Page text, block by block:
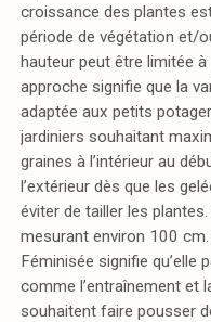
croissance des plantes
période de végétation et/
hauteur peut être limitée
approche signifie que la
adaptée aux petits
jardiniers souhaitant
graines à l’intérieur au
l’extérieur dès que les
éviter de tailler les
mesurant environ 100
Féminisée signifie qu’elle
comme l’entraînement et
souhaitent faire pousser